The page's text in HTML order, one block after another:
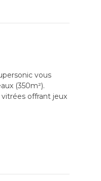
vous
(350m²).
offrant jeux
et "rock" !